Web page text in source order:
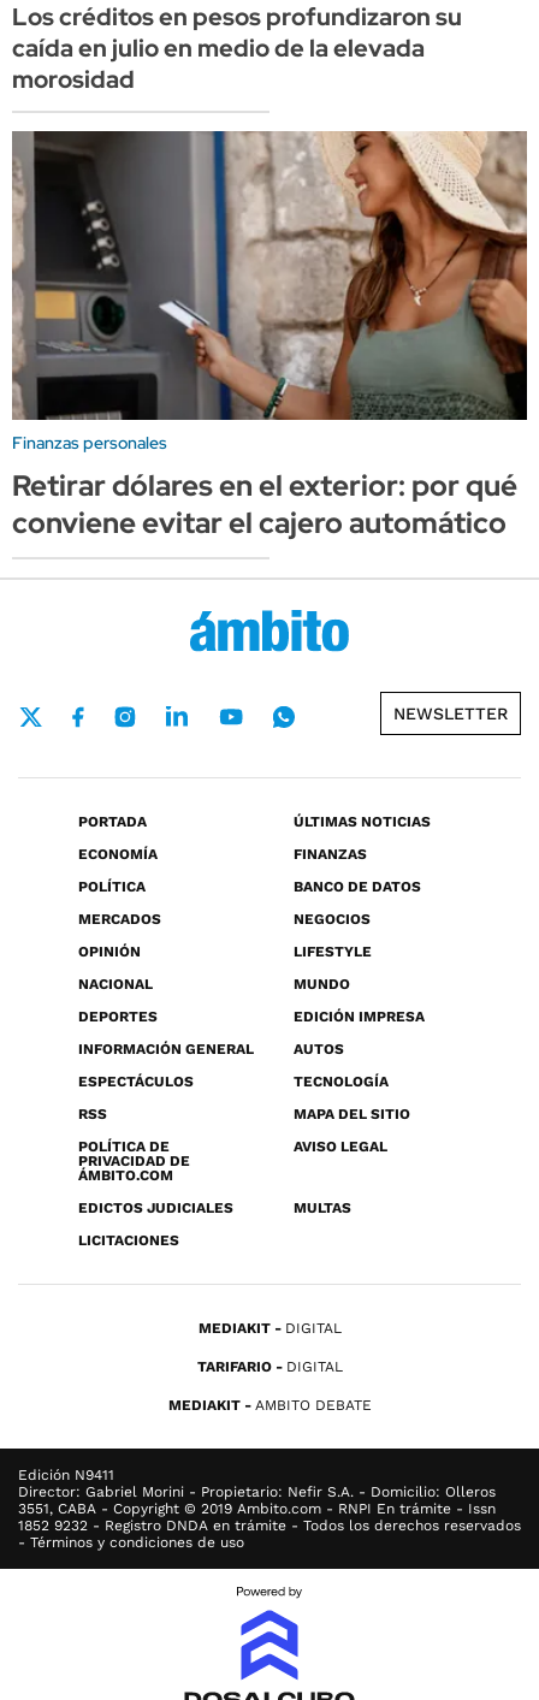
Los créditos en pesos profundizaron su
caída en julio en medio de la elevada
morosidad
Finanzas personales
Retirar dólares en el exterior: por qué
conviene evitar el cajero automático
NEWSLETTER
PORTADA
ÚLTIMAS NOTICIAS
ECONOMÍA
FINANZAS
POLÍTICA
BANCO DE DATOS
MERCADOS
NEGOCIOS
OPINIÓN
LIFESTYLE
NACIONAL
MUNDO
DEPORTES
EDICIÓN IMPRESA
INFORMACIÓN GENERAL
AUTOS
ESPECTÁCULOS
TECNOLOGÍA
RSS
MAPA DEL SITIO
POLÍTICA DE
PRIVACIDAD DE
ÁMBITO.COM
AVISO LEGAL
EDICTOS JUDICIALES
MULTAS
LICITACIONES
MEDIAKIT DIGITAL
TARIFARIO DIGITAL
MEDIAKIT AMBITO DEBATE
Edición N9411
Director: Gabriel Morini - Propietario: Nefir S.A. - Domicilio: Olleros
3551, CABA - Copyright © 2019 Ambito.com - RNPI En trámite - Issn
1852 9232 - Registro DNDA en trámite - Todos los derechos reservados
- Términos y condiciones de uso